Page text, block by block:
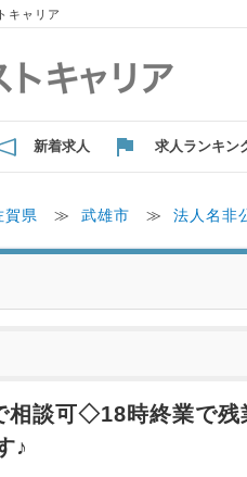
キャリア
新着求人 求人ランキン
賀県 ≫ 武雄市 ≫ 法人名非
相談可◇18時終業で
♪